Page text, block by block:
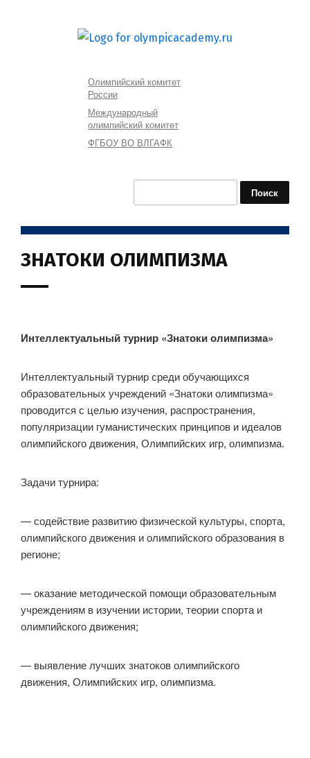
Олимпийский комитет
России
Международный
олимпийский комитет
ФГБОУ ВО ВЛГАФК
ЗНАТОКИ ОЛИМПИЗМА
Интеллектуальный турнир «Знатоки олимпизма»
Интеллектуальный турнир среди обучающихся
образовательных учреждений «Знатоки олимпизма»
проводится с целью изучения, распространения,
популяризации гуманистических принципов и идеалов
олимпийского движения, Олимпийских игр, олимпизма.
Задачи турнира:
— содействие развитию физической культуры, спорта,
олимпийского движения и олимпийского образования в
регионе;
— оказание методической помощи образовательным
учреждениям в изучении истории, теории спорта и
олимпийского движения;
— выявление лучших знатоков олимпийского
движения, Олимпийских игр, олимпизма.